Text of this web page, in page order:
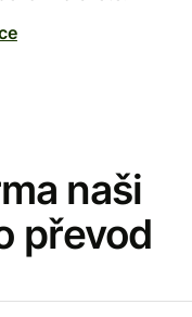
naši
převod